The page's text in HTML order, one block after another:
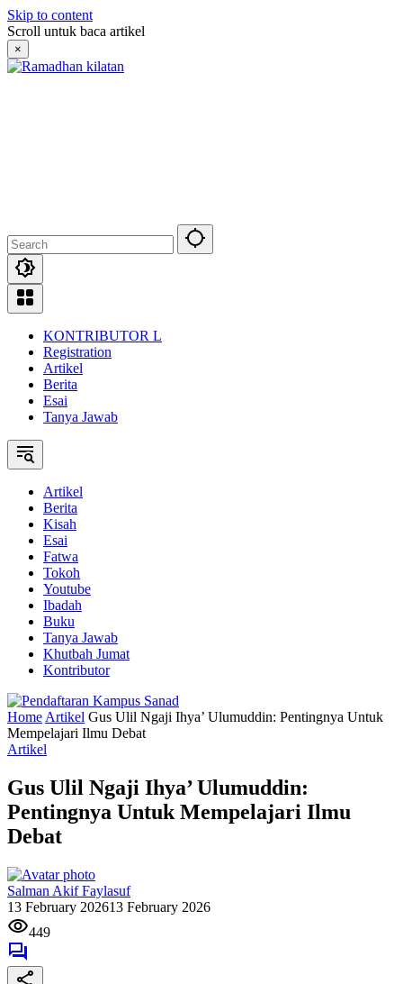
Skip to content
Scroll untuk baca artikel
×
KONTRIBUTOR L
Registration
Artikel
Berita
Esai
Tanya Jawab
Artikel
Berita
Kisah
Esai
Fatwa
Tokoh
Youtube
Ibadah
Buku
Tanya Jawab
Khutbah Jumat
Kontributor
Home Artikel Gus Ulil Ngaji Ihya’ Ulumuddin: Pentingnya Untuk
Mempelajari Ilmu Debat
Artikel
Gus Ulil Ngaji Ihya’ Ulumuddin:
Pentingnya Untuk Mempelajari Ilmu
Debat
Salman Akif Faylasuf
13 February 202613 February 2026
449